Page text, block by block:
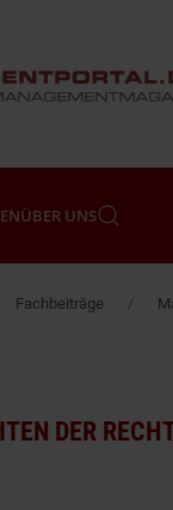
ÜBER UNS
Fachbeiträge
DER